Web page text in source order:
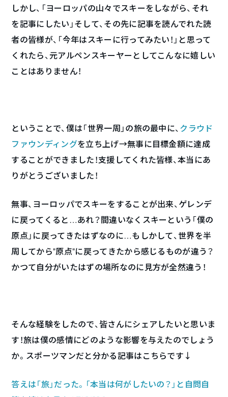
しかし、「ヨーロッパの山々でスキーをしながら、それ
を記事にしたい」そして、その先に記事を読んでれた読
者の皆様が、「今年はスキーに行ってみたい！」と思って
くれたら、元アルペンスキーヤーとしてこんなに嬉しい
ことはありません！
ということで、僕は「世界一周」の旅の最中に、 クラウド
ファウンディングを立ち上げ→無事に目標金額に達成
することができました！支援してくれた皆様、本当にあ
りがとうございました！
無事、ヨーロッパでスキーをすることが出来、ゲレンデ
に戻ってくると…あれ？間違いなくスキーという「僕の
原点」に戻ってきたはずなのに…もしかして、世界を半
周してから“原点”に戻ってきたから感じるものが違う？
かつて自分がいたはずの場所なのに見方が全然違う！
そんな経験をしたので、皆さんにシェアしたいと思いま
す！旅は僕の感情にどのような影響を与えたのでしょう
か。スポーツマンだと分かる記事はこちらです↓
答えは「旅」だった。「本当は何がしたいの？」と自問自